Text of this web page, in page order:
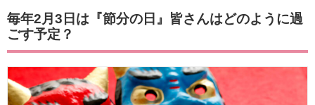
毎年2月3日は『節分の日』皆さんはどのように過
ごす予定？